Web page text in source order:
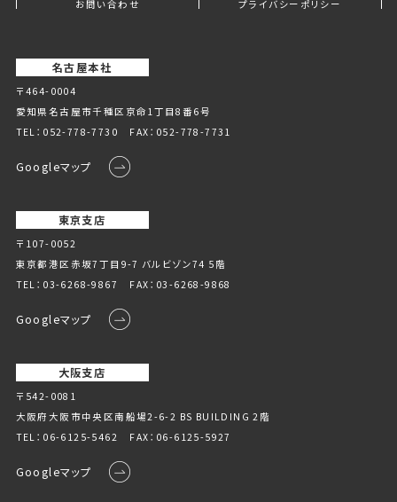
お問い合わせ
プライバシーポリシー
名古屋本社
〒464-0004
愛知県名古屋市千種区京命1丁⽬8番6号
TEL： 052-778-7730 FAX：052-778-7731
Googleマップ
東京支店
〒107-0052
東京都港区赤坂7丁目9-7 バルビゾン74 5階
TEL： 03-6268-9867 FAX：03-6268-9868
Googleマップ
大阪支店
〒542-0081
大阪府大阪市中央区南船場2-6-2 BS BUILDING 2階
TEL： 06-6125-5462 FAX：06-6125-5927
Googleマップ